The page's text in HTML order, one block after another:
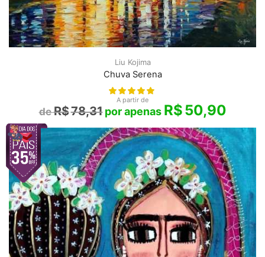
Liu Kojima
Chuva Serena
A partir de
R$78,31 R$50,90